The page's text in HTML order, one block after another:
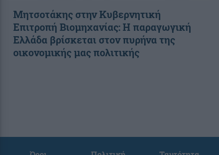
Μητσοτάκης στην Κυβερνητική
Επιτροπή Βιομηχανίας: Η παραγωγική
Ελλάδα βρίσκεται στον πυρήνα της
οικονομικής μας πολιτικής